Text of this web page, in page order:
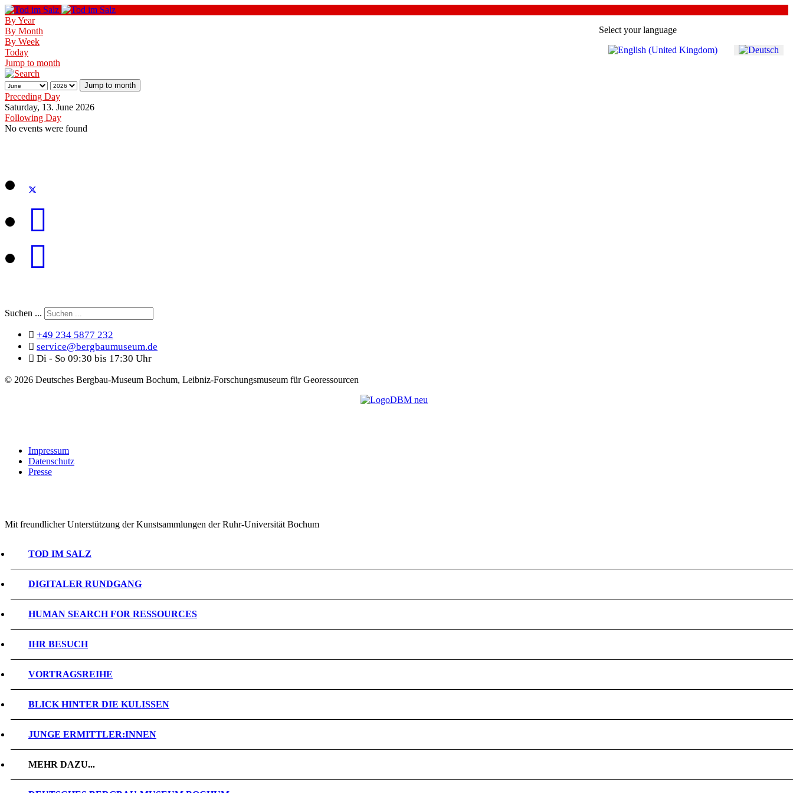
Select your language
By Year
By Month
By Week
Today
Jump to month
Jump to month
Preceding Day
Saturday, 13. June 2026
Following Day
No events were found
Suchen ...
+49 234 5877 232
service@bergbaumuseum.de
Di - So 09:30 bis 17:30 Uhr
© 2026 Deutsches Bergbau-Museum Bochum, Leibniz-Forschungsmuseum für Georessourcen
Impressum
Datenschutz
Presse
Mit freundlicher Unterstützung der Kunstsammlungen der Ruhr-Universität Bochum
TOD IM SALZ
DIGITALER RUNDGANG
HUMAN SEARCH FOR RESSOURCES
IHR BESUCH
VORTRAGSREIHE
BLICK HINTER DIE KULISSEN
JUNGE ERMITTLER:INNEN
MEHR DAZU...